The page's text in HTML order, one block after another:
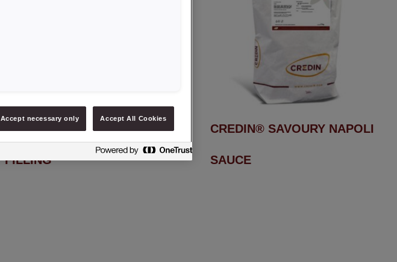
CREDI® Savoury MUSHROOM
FILLING
CREDIN® SAVOURY NAPOLI
SAUCE
Accept necessary only Accept All Cookies